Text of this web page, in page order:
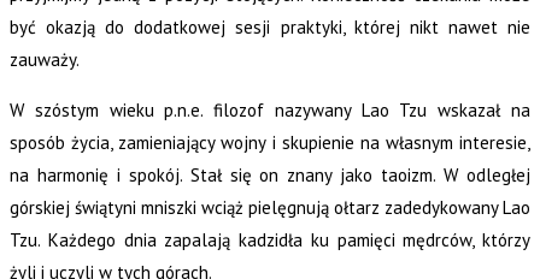
być okazją do dodatkowej sesji praktyki, której nikt nawet nie
zauważy.
W szóstym wieku p.n.e. filozof nazywany Lao Tzu wskazał na
sposób życia, zamieniający wojny i skupienie na własnym interesie,
na harmonię i spokój. Stał się on znany jako taoizm. W odległej
górskiej świątyni mniszki wciąż pielęgnują ołtarz zadedykowany Lao
Tzu. Każdego dnia zapalają kadzidła ku pamięci mędrców, którzy
żyli i uczyli w tych górach.